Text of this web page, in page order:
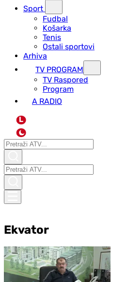
Sport
Fudbal
Košarka
Tenis
Ostali sportovi
Arhiva
TV PROGRAM
ТV Raspored
Program
A RADIO
L
Ekvator